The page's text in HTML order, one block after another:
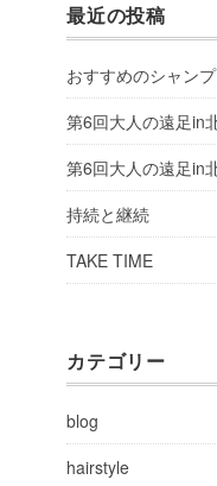
最近の投稿
おすすめのシャン
第6回大人の遠足
第6回大人の遠足in
持続と継続
TAKE TIME
カテゴリー
blog
hairstyle